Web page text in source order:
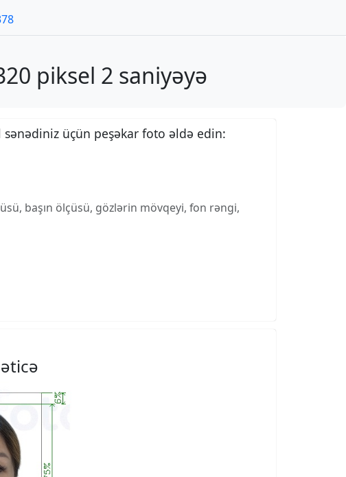
piksel 2 saniyəyə
üçün peşəkar foto əldə edin:
başın ölçüsü, gözlərin mövqeyi, fon rəngi,